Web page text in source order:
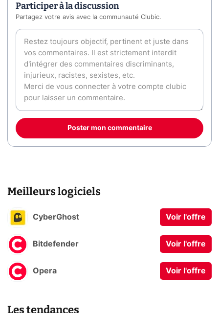
Participer à la discussion
Partagez votre avis avec la communauté Clubic.
Poster mon commentaire
Meilleurs logiciels
CyberGhost Voir l'offre
Bitdefender Voir l'offre
Opera Voir l'offre
Les tendances